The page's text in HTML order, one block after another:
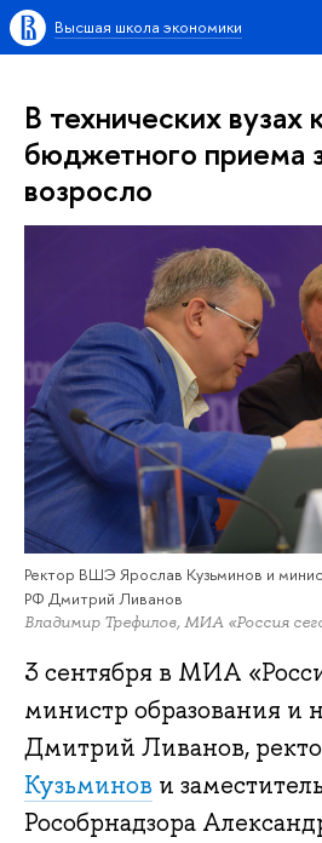
Высшая школа экономики
В технических вузах
бюджетного приема
возросло
Ректор ВШЭ Ярослав Кузьминов и
РФ Дмитрий Ливанов
Владимир Трефилов, МИА «Россия
3 сентября в МИА
министр образования и
Дмитрий Ливанов,
Кузьминов и
Рособрнадзора